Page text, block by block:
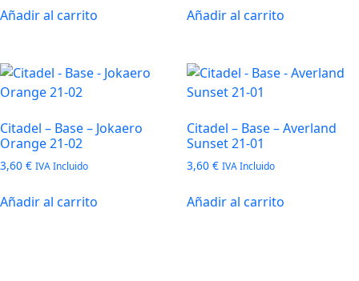
Añadir al carrito Añadir al carrito
Citadel – Base – Jokaero
Orange 21-02
3,60 € IVA Incluido
Añadir al carrito
Citadel – Base – Averland
Sunset 21-01
3,60 € IVA Incluido
Añadir al carrito